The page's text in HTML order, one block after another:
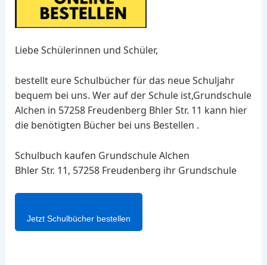
Liebe Schülerinnen und Schüler,
bestellt eure Schulbücher für das neue Schuljahr
bequem bei uns. Wer auf der Schule ist,Grundschule
Alchen in 57258 Freudenberg Bhler Str. 11 kann hier
die benötigten Bücher bei uns Bestellen .
Schulbuch kaufen Grundschule Alchen
Bhler Str. 11, 57258 Freudenberg ihr Grundschule
Jetzt Schulbücher bestellen